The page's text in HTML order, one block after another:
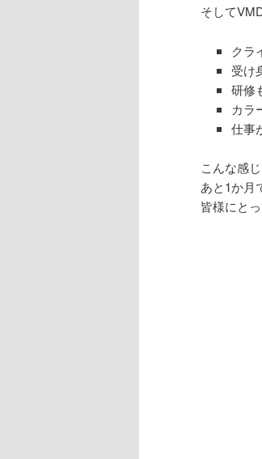
そして
クラ
受け
研修
カラ
仕事
こんな感
あと1か月
皆様にと